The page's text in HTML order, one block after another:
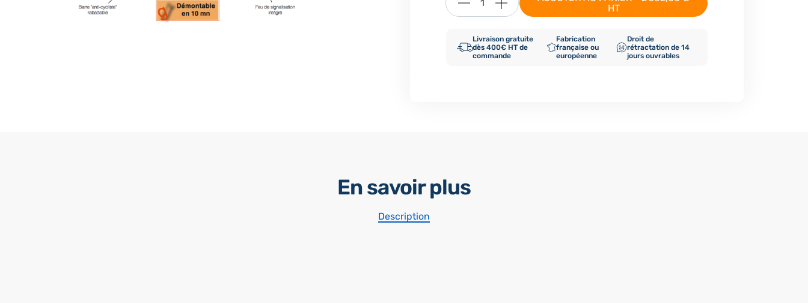
HT
Livraison gratuite
dès 400€ HT de
commande
Fabrication
française ou
européenne
Droit de
rétractation de 14
jours ouvrables
En savoir plus
Description